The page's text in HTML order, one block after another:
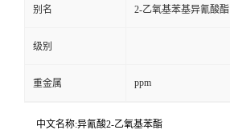
别名 2-乙氧基苯基异氰酸酯
级别
重金属 ppm
中文名称:异氰酸2-乙氧基苯酯